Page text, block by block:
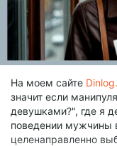
На моем сайте
значит если
девушками?", где я
поведении мужчины
целенаправленно